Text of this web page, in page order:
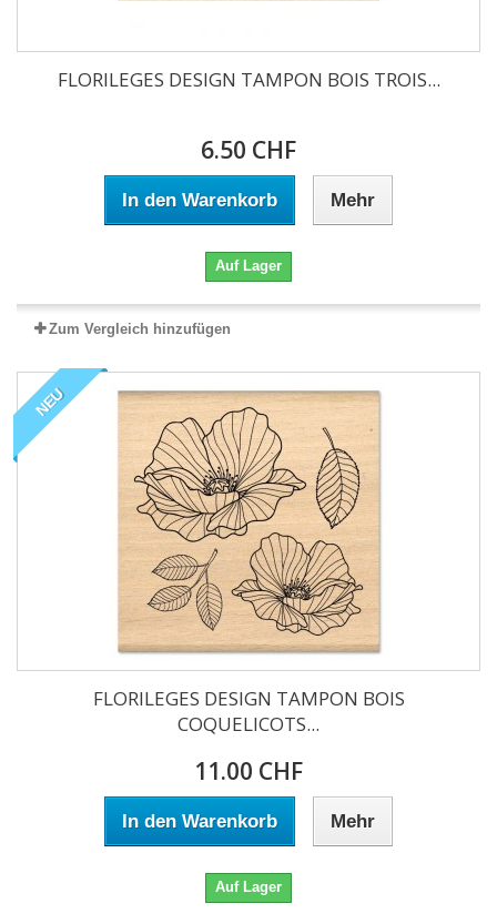
FLORILEGES DESIGN TAMPON BOIS TROIS...
6.50 CHF
In den Warenkorb Mehr
Auf Lager
Zum Vergleich hinzufügen
NEU
FLORILEGES DESIGN TAMPON BOIS
COQUELICOTS...
11.00 CHF
In den Warenkorb Mehr
Auf Lager